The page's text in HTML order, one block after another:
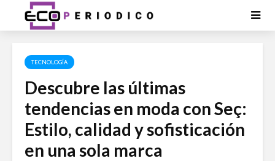
TECNOLOGÍA
Descubre las últimas
tendencias en moda con Seç:
Estilo, calidad y sofisticación
en una sola marca